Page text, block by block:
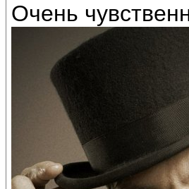
Очень